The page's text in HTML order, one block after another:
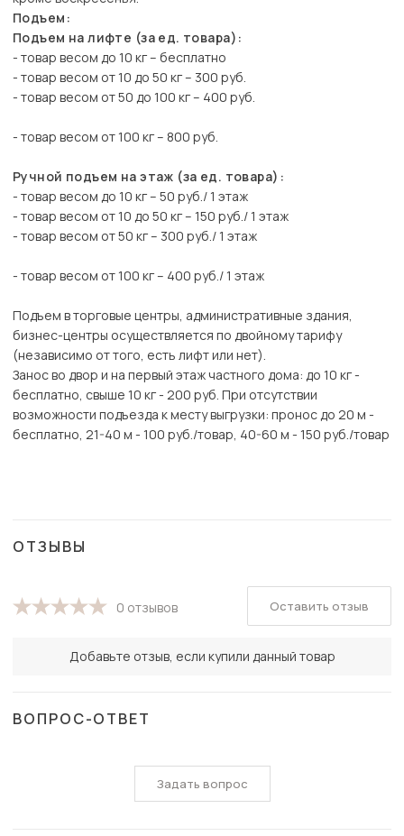
Подъем:
Подъем на лифте (за ед. товара):
- товар весом до 10 кг – бесплатно
- товар весом от 10 до 50 кг – 300 руб.
- товар весом от 50 до 100 кг – 400 руб.
- товар весом от 100 кг – 800 руб.
Ручной подъем на этаж (за ед. товара):
- товар весом до 10 кг – 50 руб./ 1 этаж
- товар весом от 10 до 50 кг – 150 руб./ 1 этаж
- товар весом от 50 кг – 300 руб./ 1 этаж
- товар весом от 100 кг – 400 руб./ 1 этаж
Подъем в торговые центры, административные здания,
бизнес-центры осуществляется по двойному тарифу
(независимо от того, есть лифт или нет).
Занос во двор и на первый этаж частного дома: до 10 кг -
бесплатно, свыше 10 кг - 200 руб. При отсутствии
возможности подъезда к месту выгрузки: пронос до 20 м -
бесплатно, 21-40 м - 100 руб./товар, 40-60 м - 150 руб./товар
ОТЗЫВЫ
0 отзывов
Добавьте отзыв, если купили данный товар
Оставить отзыв
ВОПРОС-ОТВЕТ
Задать вопрос